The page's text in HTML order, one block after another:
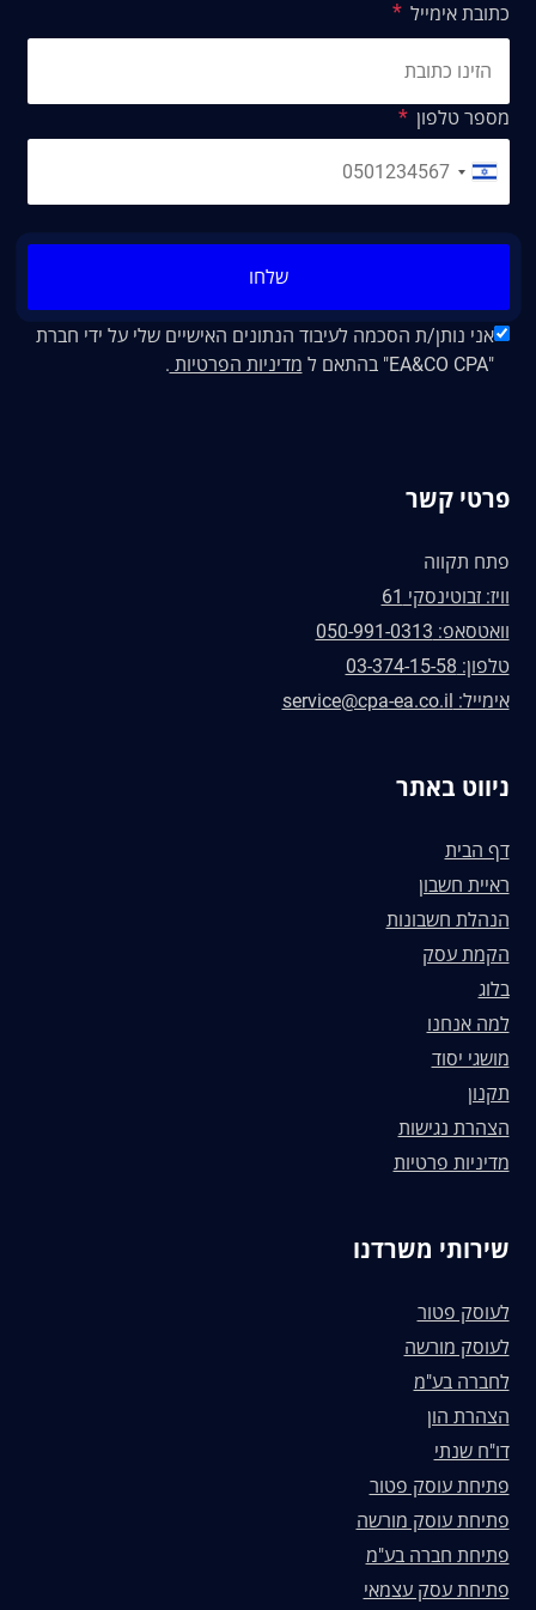
כתובת אימייל
מספר טלפון
שלחו
אני נותן/ת הסכמה לעיבוד הנתונים האישיים שלי על ידי חברת
"EA&CO CPA" בהתאם ל
מדיניות הפרטיות .
פרטי קשר
פתח תקווה
וויז: זבוטינסקי 61
וואטסאפ: 050-991-0313
טלפון: 03-374-15-58
אימייל: service@cpa-ea.co.il
ניווט באתר
דף הבית
ראיית חשבון
הנהלת חשבונות
הקמת עסק
בלוג
למה אנחנו
מושגי יסוד
תקנון
הצהרת נגישות
מדיניות פרטיות
שירותי משרדנו
לעוסק פטור
לעוסק מורשה
לחברה בע"מ
הצהרת הון
דו"ח שנתי
פתיחת עוסק פטור
פתיחת עוסק מורשה
פתיחת חברה בע"מ
פתיחת עסק עצמאי